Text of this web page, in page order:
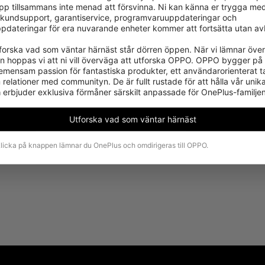
to us, please share your comments after you
tillsammans inte menad att försvinna. Ni kan känna er trygga
garantiservice, programvaruuppdateringar och
för era nuvarande enheter kommer att fortsätta utan
vad som väntar härnäst står dörren öppen. När vi lämnar över
hoppas vi att ni vill överväga att utforska OPPO. OPPO bygger på
passion för fantastiska produkter, ett användarorienterat
relationer med communityn. De är fullt rustade för att hålla vår
erbjuder exklusiva förmåner särskilt anpassade för OnePlus-
Utforska vad som väntar härnäst
på knappen lämnar du OnePlus och omdirigeras till OPPO.